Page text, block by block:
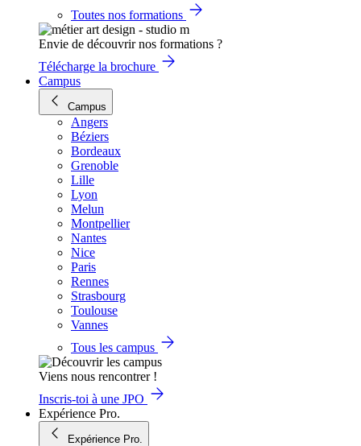
Toutes nos formations
Envie de découvrir nos formations ?
Télécharge la brochure
Campus
Campus
Angers
Béziers
Bordeaux
Grenoble
Lille
Lyon
Melun
Montpellier
Nantes
Nice
Paris
Rennes
Strasbourg
Toulouse
Vannes
Tous les campus
Viens nous rencontrer !
Inscris-toi à une JPO
Expérience Pro.
Expérience Pro.